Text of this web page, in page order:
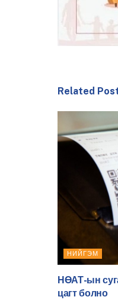
Related
НИЙГЭМ
НӨАТ-ын
цагт болно